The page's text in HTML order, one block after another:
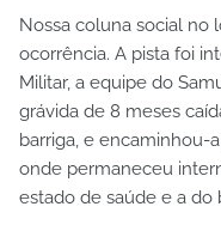
Nossa coluna social no
ocorrência. A pista foi
Militar, a equipe do
grávida de 8 meses
barriga, e encaminhou-
onde permaneceu
estado de saúde e a do